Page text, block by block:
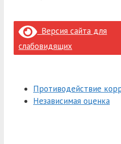
Версия сайта для
слабовидящих
Противодействие
Независимая оценка